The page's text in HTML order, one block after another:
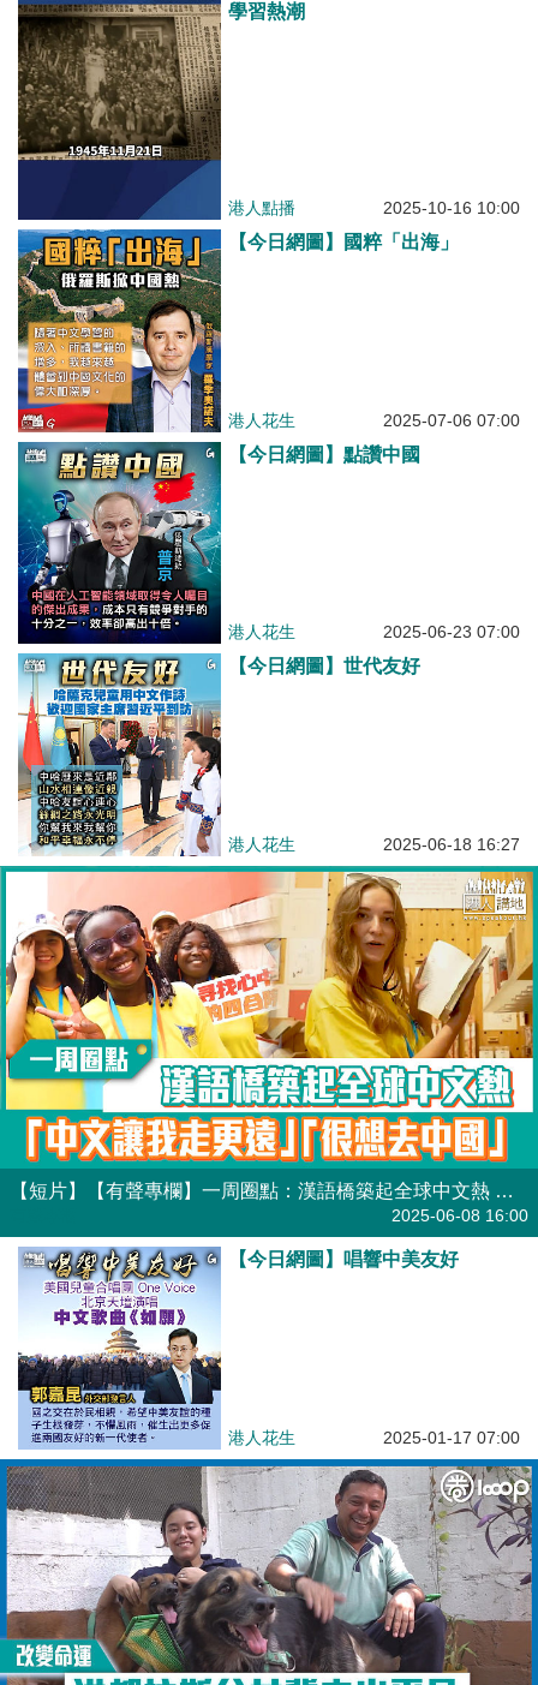
學習熱潮
港人點播 2025-10-16 10:00
【今日網圖】國粹「出海」
港人花生 2025-07-06 07:00
【今日網圖】點讚中國
港人花生 2025-06-23 07:00
【今日網圖】世代友好
港人花生 2025-06-18 16:27
【短片】【有聲專欄】一周圈點：漢語橋築起全球中文熱 選手：「中文讓我走更遠」「很想去中國」
2025-06-08 16:00
【今日網圖】唱響中美友好
港人花生 2025-01-17 07:00